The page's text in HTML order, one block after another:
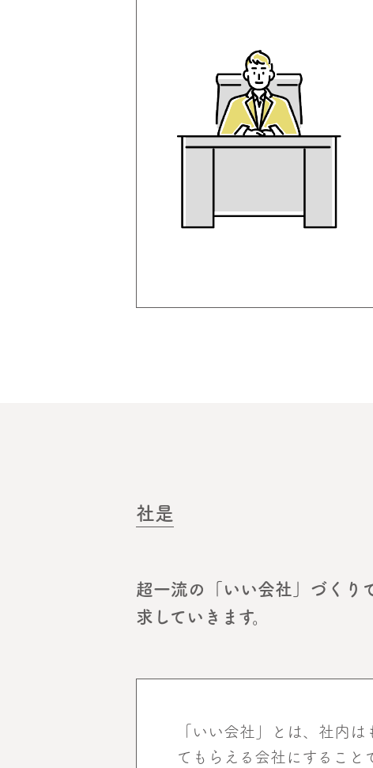
社是
超一流の「いい会社」づくり
求していきます。
「いい会社」とは、社内
てもらえる会社にすること